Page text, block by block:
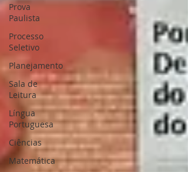
Prova
Paulista
Processo
Seletivo
Planejamento
Sala de
Leitura
Língua
Portuguesa
Ciências
Matemática